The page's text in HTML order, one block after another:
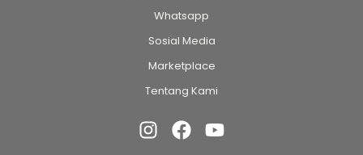
Whatsapp
Sosial Media
Marketplace
Tentang Kami